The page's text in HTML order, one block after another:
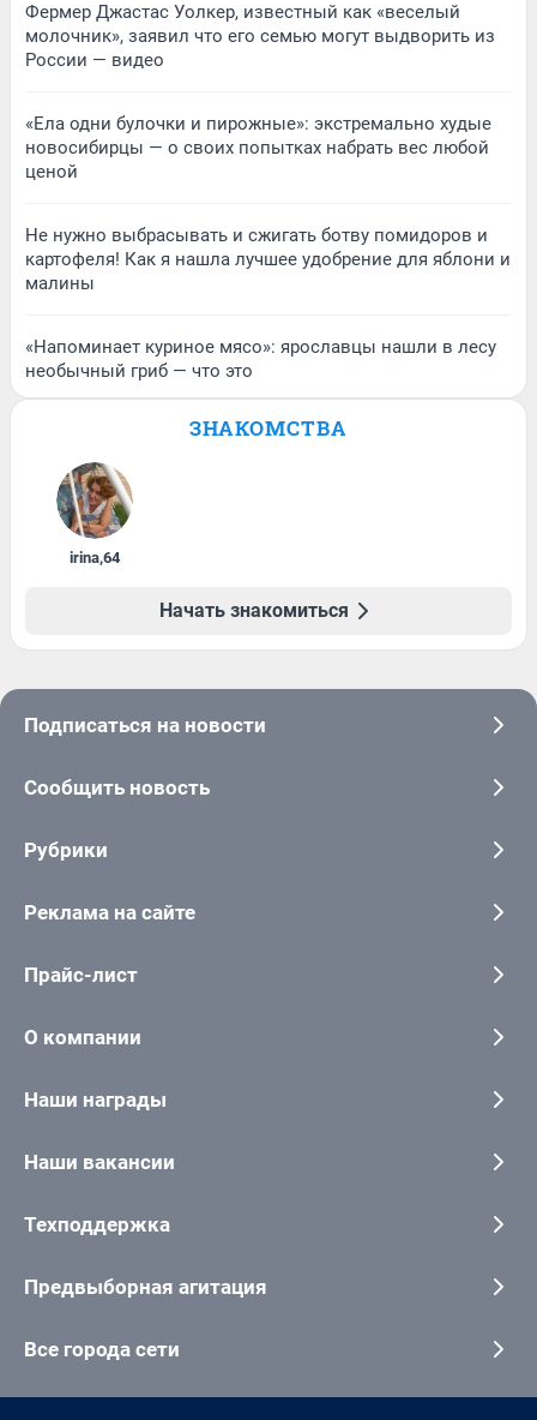
Фермер Джастас Уолкер, известный как «веселый
молочник», заявил что его семью могут выдворить из
России — видео
«Ела одни булочки и пирожные»: экстремально худые
новосибирцы — о своих попытках набрать вес любой
ценой
Не нужно выбрасывать и сжигать ботву помидоров и
картофеля! Как я нашла лучшее удобрение для яблони и
малины
«Напоминает куриное мясо»: ярославцы нашли в лесу
необычный гриб — что это
ЗНАКОМСТВА
irina,64
Начать знакомиться
Подписаться на новости
Сообщить новость
Рубрики
Реклама на сайте
Прайс-лист
О компании
Наши награды
Наши вакансии
Техподдержка
Предвыборная агитация
Все города сети